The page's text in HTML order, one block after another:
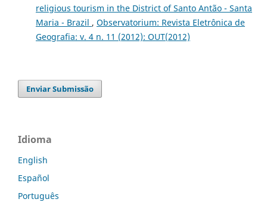
religious tourism in the District of Santo Antão - Santa
Maria - Brazil , Observatorium: Revista Eletrônica de
Geografia: v. 4 n. 11 (2012): OUT(2012)
Enviar Submissão
Idioma
English
Español
Português